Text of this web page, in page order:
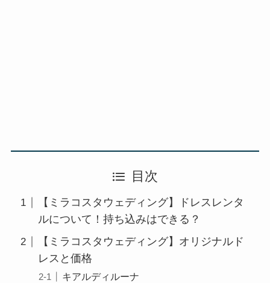
目次
【ミラコスタウェディング】ドレスレンタ
ルについて！持ち込みはできる？
【ミラコスタウェディング】オリジナルド
レスと価格
キアルディルーナ